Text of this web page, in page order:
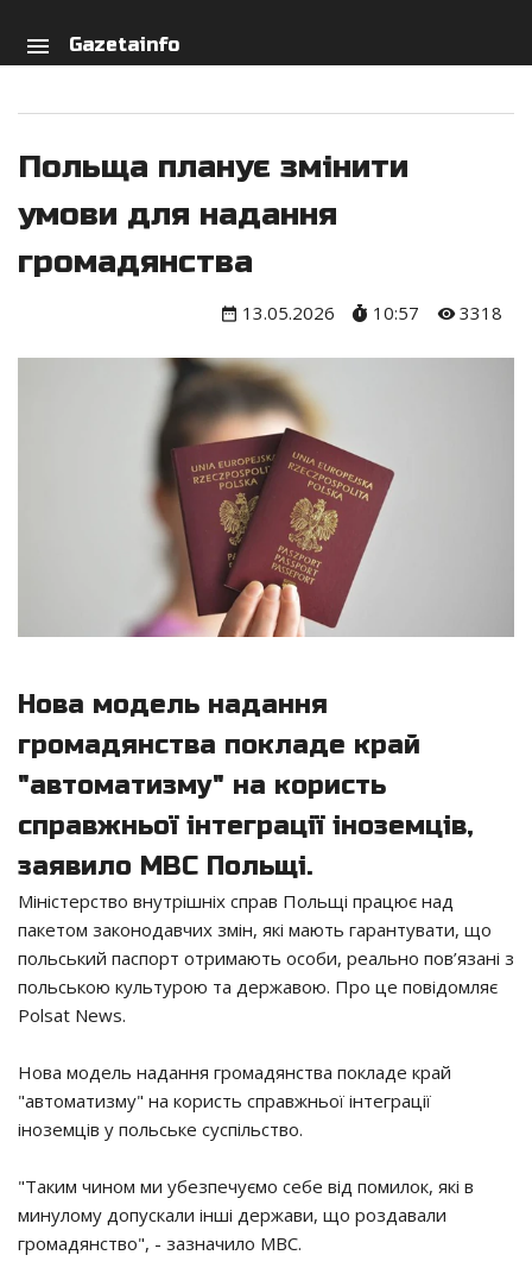
menu Gazetainfo
Польща планує змінити
умови для надання
громадянства
13.05.2026 10:57 3318
Нова модель надання
громадянства покладе край
"автоматизму" на користь
справжньої інтеграції іноземців,
заявило МВС Польщі.
Міністерство внутрішніх справ Польщі працює над
пакетом законодавчих змін, які мають гарантувати, що
польський паспорт отримають особи, реально пов’язані з
польською культурою та державою. Про це повідомляє
Polsat News.
Нова модель надання громадянства покладе край
"автоматизму" на користь справжньої інтеграції
іноземців у польське суспільство.
"Таким чином ми убезпечуємо себе від помилок, які в
минулому допускали інші держави, що роздавали
громадянство", - зазначило МВС.